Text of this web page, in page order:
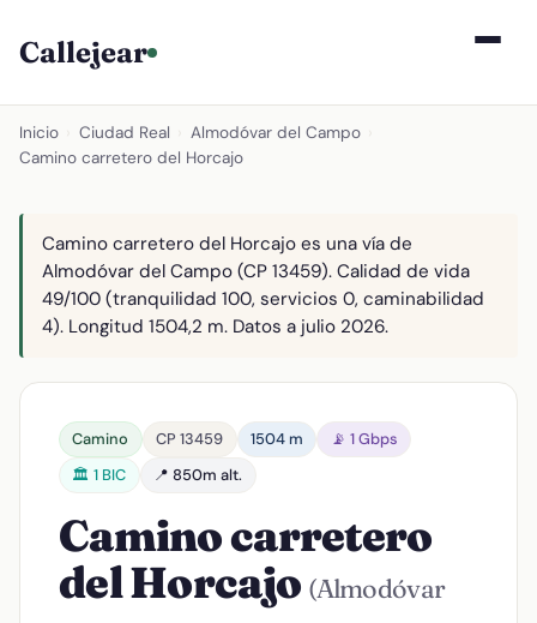
Callejear
Inicio Ciudad Real Almodóvar del Campo
Camino carretero del Horcajo
Camino carretero del Horcajo es una vía de
Almodóvar del Campo (CP 13459). Calidad de vida
49/100 (tranquilidad 100, servicios 0, caminabilidad
4). Longitud 1504,2 m. Datos a julio 2026.
Camino CP 13459 1504 m
📡 1 Gbps
🏛️ 1 BIC
📍 850m alt.
Camino carretero
del Horcajo (Almodóvar